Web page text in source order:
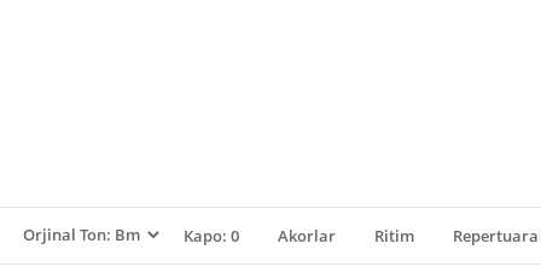
Kapo: 0 Akorlar Ritim Repertuara